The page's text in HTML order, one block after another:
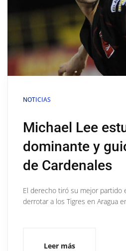
NOTICIAS
Michael Lee
dominante y
de Cardenales
El derecho tiró su mejor partido
derrotar a los Tigres en Aragua
Leer más